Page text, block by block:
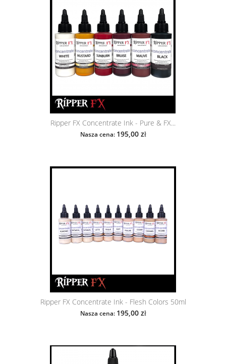
Ripper FX Concentrate Ink - Pure & FX...
Nasza cena: 195,00 zł
Ripper FX Concentrate Ink - Flesh Colors 50ml
Nasza cena: 195,00 zł